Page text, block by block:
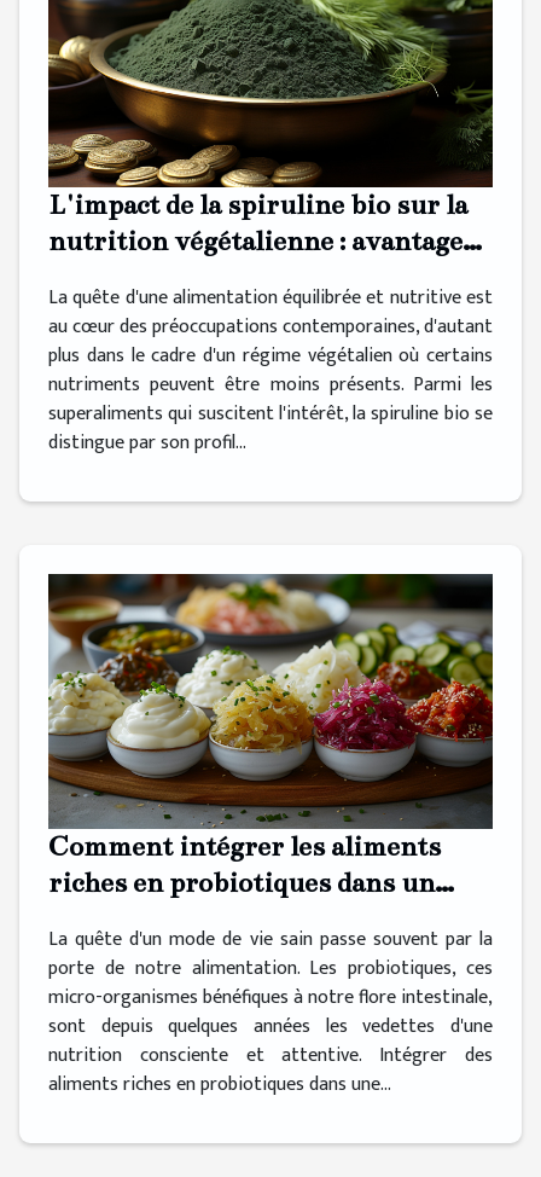
L'impact de la spiruline bio sur la
nutrition végétalienne : avantages
La quête d'une alimentation équilibrée et nutritive est
au cœur des préoccupations contemporaines, d'autant
plus dans le cadre d'un régime végétalien où certains
nutriments peuvent être moins présents. Parmi les
superaliments qui suscitent l'intérêt, la spiruline bio se
distingue par son profil...
Comment intégrer les aliments
riches en probiotiques dans un
La quête d'un mode de vie sain passe souvent par la
porte de notre alimentation. Les probiotiques, ces
micro-organismes bénéfiques à notre flore intestinale,
sont depuis quelques années les vedettes d'une
nutrition consciente et attentive. Intégrer des
aliments riches en probiotiques dans une...